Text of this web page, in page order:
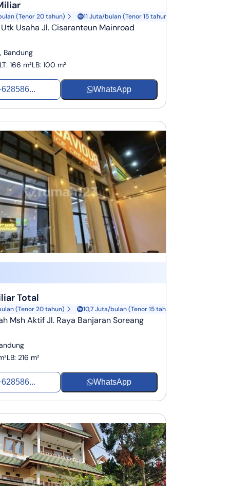
(Tenor 20 tahun) 11 Juta/bulan (Tenor 15 tahun)
Usaha Jl. Cisaranteun Mainroad
Bandung
: 166 m²LB: 100 m²
WhatsApp
Total
(Tenor 20 tahun) 10,7 Juta/bulan (Tenor 15 tahun)
Msh Aktif Jl. Raya Banjaran Soreang
LB: 216 m²
WhatsApp